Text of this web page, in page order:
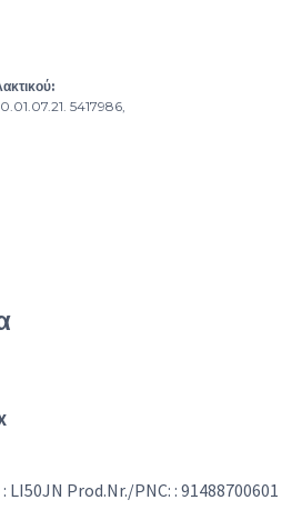
5417986,
LI50JN Prod.Nr./PNC: : 91488700601